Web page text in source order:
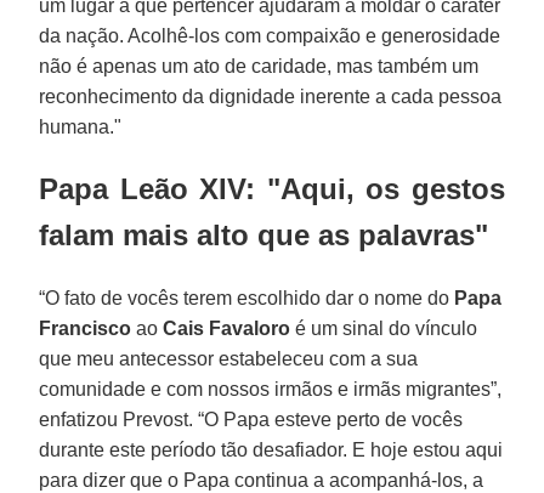
um lugar a que pertencer ajudaram a moldar o caráter
da nação. Acolhê-los com compaixão e generosidade
não é apenas um ato de caridade, mas também um
reconhecimento da dignidade inerente a cada pessoa
humana."
Papa Leão XIV: "Aqui, os gestos
falam mais alto que as palavras"
“O fato de vocês terem escolhido dar o nome do Papa
Francisco aoCais Favaloro é um sinal do vínculo
que meu antecessor estabeleceu com a sua
comunidade e com nossos irmãos e irmãs migrantes”,
enfatizou Prevost. “O Papa esteve perto de vocês
durante este período tão desafiador. E hoje estou aqui
para dizer que o Papa continua a acompanhá-los, a